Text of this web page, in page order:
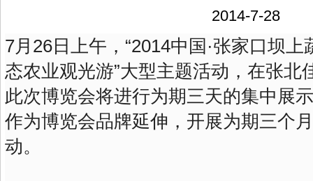
2014-7-28
7月26日上午，“2014中国·张家口坝
态农业观光游”大型主题活动，在张北
此次博览会将进行为期三天的集中展
作为博览会品牌延伸，开展为期三个
动。